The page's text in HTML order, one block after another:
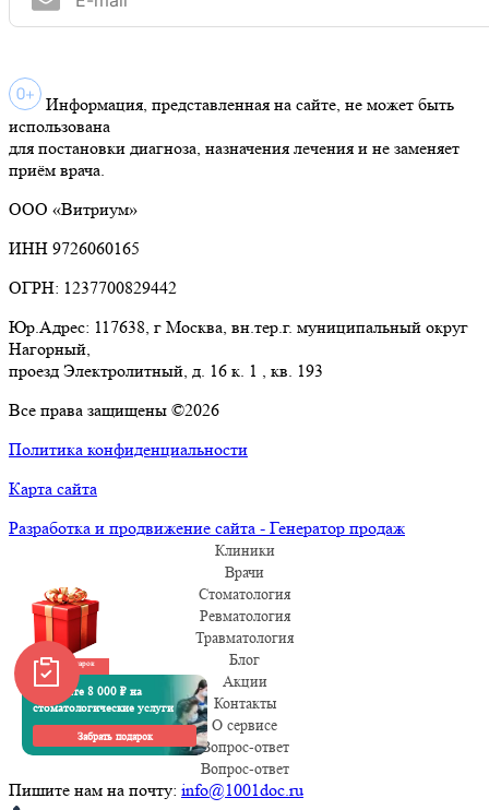
Информация, представленная на сайте, не может быть
использована
для постановки диагноза, назначения лечения и не заменяет
приём врача.
ООО «Витриум»
ИНН 9726060165
ОГРН: 1237700829442
Юр.Адрес: 117638, г Москва, вн.тер.г. муниципальный округ
Нагорный,
проезд Электролитный, д. 16 к. 1 , кв. 193
Все права защищены ©2026
Политика конфиденциальности
Карта сайта
Разработка и продвижение сайта - Генератор продаж
Клиники
Врачи
Стоматология
Ревматология
Травматология
Блог
Акции
Контакты
О сервисе
Вопрос-ответ
Вопрос-ответ
Пишите нам на почту: info@1001doc.ru
Забрать подарок
Получите 8 000 ₽ на
стоматологические услуги
Забрать подарок